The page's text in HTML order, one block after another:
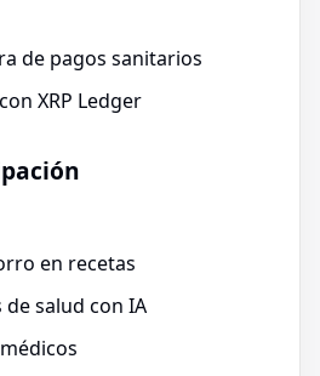
de pagos sanitarios
XRP Ledger
en recetas
salud con IA